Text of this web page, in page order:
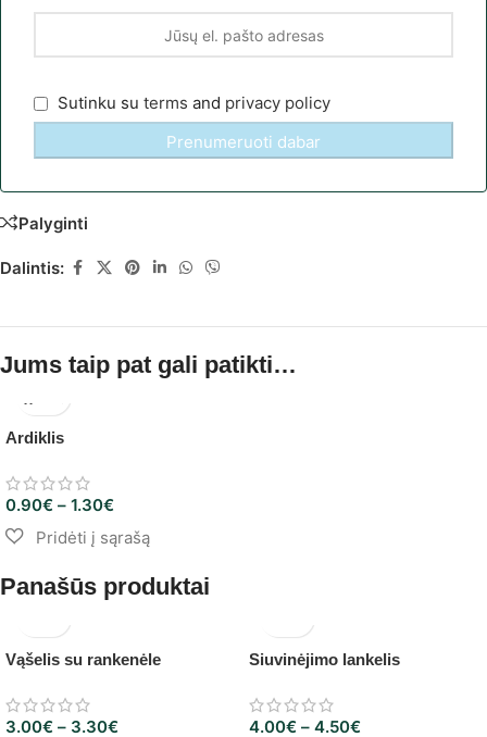
Sutinku su terms and privacy policy
Palyginti
Dalintis:
Jums taip pat gali patikti…
Ardiklis
0.90€ – 1.30€
Panašūs produktai
Vąšelis su rankenėle
3.00€ – 3.30€
Siuvinėjimo lankelis
4.00€ – 4.50€